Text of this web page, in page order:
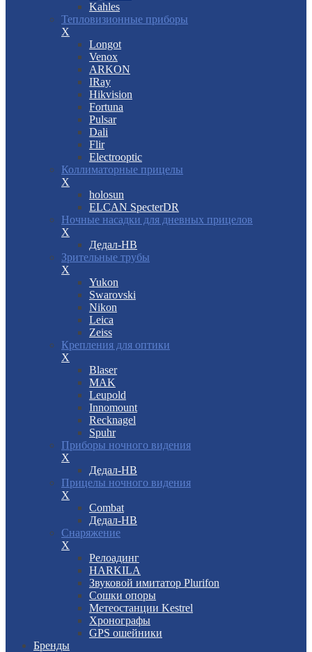
Kahles
Тепловизионные приборы
X
Longot
Venox
ARKON
IRay
Hikvision
Fortuna
Pulsar
Dali
Flir
Electrooptic
Коллиматорные прицелы
X
holosun
ELCAN SpecterDR
Ночные насадки для дневных прицелов
X
Дедал-НВ
Зрительные трубы
X
Yukon
Swarovski
Nikon
Leica
Zeiss
Крепления для оптики
X
Blaser
MAK
Leupold
Innomount
Recknagel
Spuhr
Приборы ночного видения
X
Дедал-НВ
Прицелы ночного видения
X
Combat
Дедал-НВ
Снаряжение
X
Релоадинг
HARKILA
Звуковой имитатор Plurifon
Сошки опоры
Метеостанции Kestrel
Хронографы
GPS ошейники
Бренды